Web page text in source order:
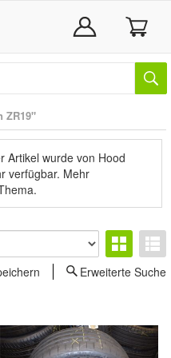
ZR19"
Artikel wurde von Hood
verfügbar. Mehr
Erweiterte Suche